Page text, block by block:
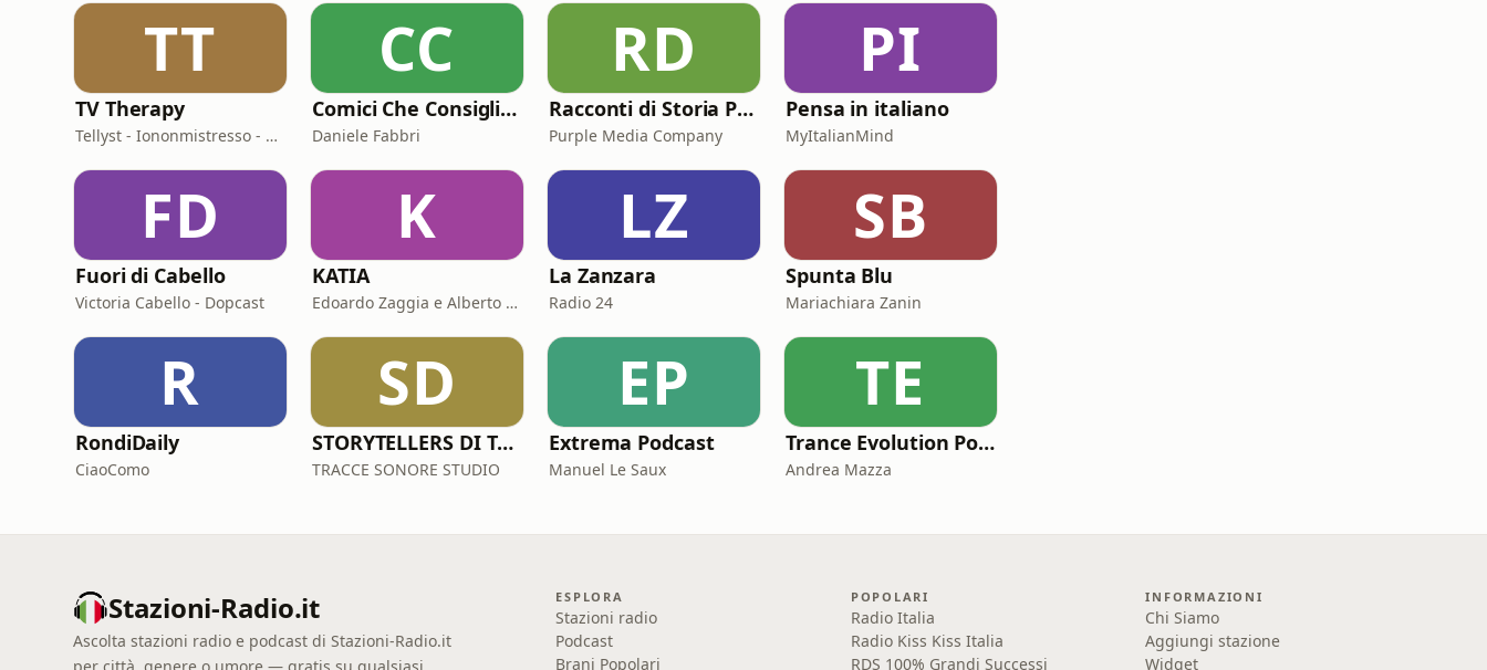
TT
TV Therapy
Tellyst - Iononmistresso - Vois
CC
Comici Che Consigliano Cose
Daniele Fabbri
RD
Racconti di Storia Podcast
Purple Media Company
PI
Pensa in italiano
MyItalianMind
FD
Fuori di Cabello
Victoria Cabello - Dopcast
K
KATIA
Edoardo Zaggia e Alberto Sacco
LZ
La Zanzara
Radio 24
SB
Spunta Blu
Mariachiara Zanin
R
RondiDaily
CiaoComo
SD
STORYTELLERS DI TRACCESONORE STUDIO
TRACCE SONORE STUDIO
EP
Extrema Podcast
Manuel Le Saux
TE
Trance Evolution Podcast
Andrea Mazza
Stazioni-Radio.it
Ascolta stazioni radio e podcast di Stazioni-Radio.it
ESPLORA
Stazioni radio
Podcast
Brani Popolari
POPOLARI
Radio Italia
Radio Kiss Kiss Italia
RDS 100% Grandi Successi
INFORMAZIONI
Chi Siamo
Aggiungi stazione
Widget